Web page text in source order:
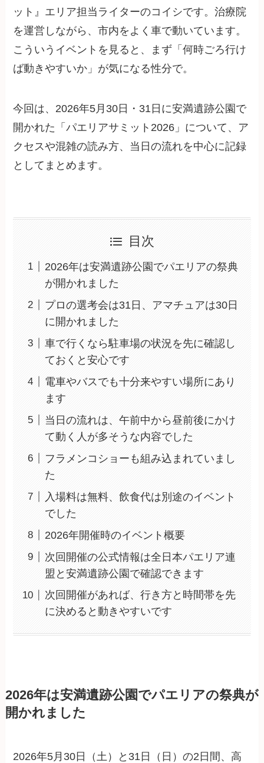
ット』エリア担当ライターのコイシです。治療院
を運営しながら、市内をよく車で動いています。
こういうイベントを見ると、まず「何時ごろ行け
ば動きやすいか」が気になる性分で。
今回は、2026年5月30日・31日に安満遺跡公園で
開かれた「パエリアサミット2026」について、ア
クセスや混雑の読み方、当日の流れを中心に記録
としてまとめます。
目次
2026年は安満遺跡公園でパエリアの祭典
が開かれました
プロの選考会は31日、アマチュアは30日
に開かれました
車で行くなら駐車場の状況を先に確認し
ておくと安心です
電車やバスでも十分来やすい場所にあり
ます
当日の流れは、午前中から昼前後にかけ
て動く人が多そうな内容でした
フラメンコショーも組み込まれていまし
た
入場料は無料、飲食代は別途のイベント
でした
2026年開催時のイベント概要
次回開催の公式情報は全日本パエリア連
盟と安満遺跡公園で確認できます
次回開催があれば、行き方と時間帯を先
に決めると動きやすいです
2026年は安満遺跡公園でパエリアの祭典が
開かれました
2026年5月30日（土）と31日（日）の2日間、高